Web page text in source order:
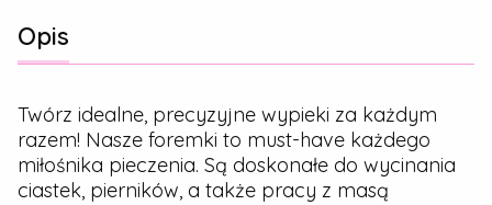
Opis
Twórz idealne, precyzyjne wypieki za każdym
razem! Nasze foremki to must-have każdego
miłośnika pieczenia. Są doskonałe do wycinania
ciastek, pierników, a także pracy z masą